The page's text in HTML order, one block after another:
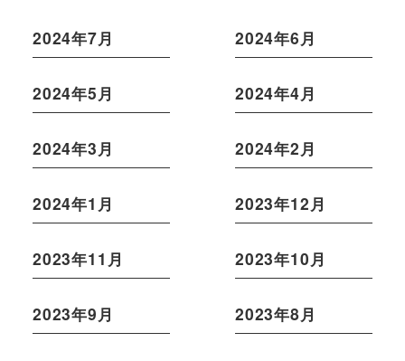
2024年7月 2024年6月
2024年5月 2024年4月
2024年3月 2024年2月
2024年1月 2023年12月
2023年11月 2023年10月
2023年9月 2023年8月